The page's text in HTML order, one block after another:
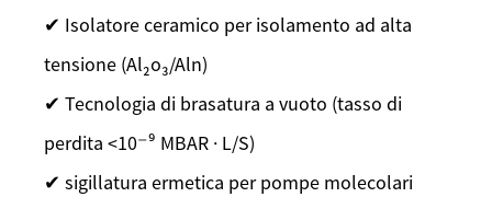
✔ Isolatore ceramico per isolamento ad alta
tensione (Al₂o₃/Aln)
✔ Tecnologia di brasatura a vuoto (tasso di
perdita <10⁻⁹ MBAR · L/S)
✔ sigillatura ermetica per pompe molecolari